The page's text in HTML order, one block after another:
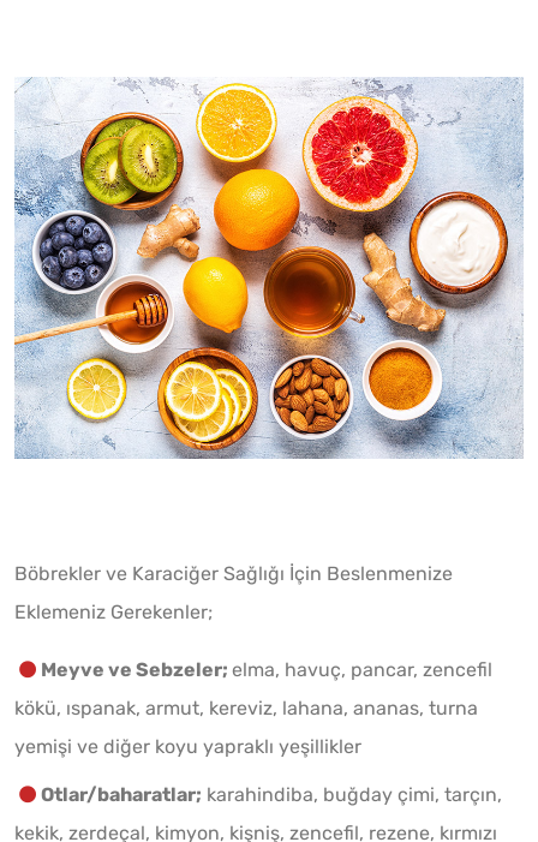
Böbrekler ve Karaciğer Sağlığı İçin Beslenmenize
Eklemeniz Gerekenler;
Meyve ve Sebzeler; elma, havuç, pancar, zencefil
kökü, ıspanak, armut, kereviz, lahana, ananas, turna
yemişi ve diğer koyu yapraklı yeşillikler
Otlar/baharatlar; karahindiba, buğday çimi, tarçın,
kekik, zerdeçal, kimyon, kişniş, zencefil, rezene, kırmızı